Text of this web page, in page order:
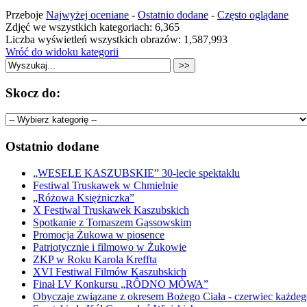
Przeboje Najwyżej oceniane - Ostatnio dodane - Często oglądane
Zdjęć we wszystkich kategoriach: 6,365
Liczba wyświetleń wszystkich obrazów: 1,587,993
Wróć do widoku kategorii
Skocz do:
Ostatnio dodane
„WESELE KASZUBSKIE” 30-lecie spektaklu
Festiwal Truskawek w Chmielnie
„Różowa Księżniczka”
X Festiwal Truskawek Kaszubskich
Spotkanie z Tomaszem Gąssowskim
Promocja Żukowa w piosence
Patriotycznie i filmowo w Żukowie
ZKP w Roku Karola Kreffta
XVI Festiwal Filmów Kaszubskich
Finał LV Konkursu „RÔDNO MÒWA”
Obyczaje związane z okresem Bożego Ciała - czerwiec